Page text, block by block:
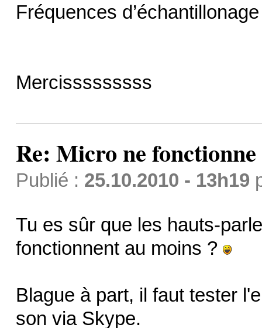
Fréquences
Mercisssssssss
Re: Micro ne
Publié : 25.10.2010 - 13h19
Tu es sûr que les hauts-
fonctionnent au moins ?
Blague à part, il faut tester
son via Skype.